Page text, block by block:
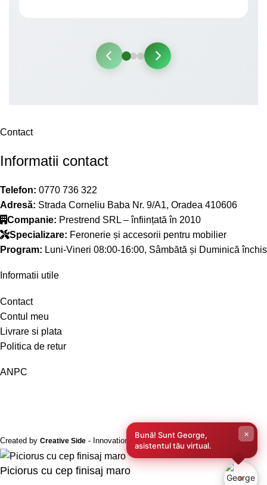
Contact
Informatii contact
Telefon: 0770 736 322
Adresă: Strada Corneliu Baba Nr. 9/A1, Oradea 410606
Companie: Prestrend SRL – înființată în 2010
Specializare: Feronerie și accesorii pentru mobilier
Program: Luni-Vineri 08:00-16:00, Sâmbătă și Duminică închis
Informatii utile
Contact
Contul meu
Livrare si plata
Politica de retur
ANPC
Created by Creative Side - Innovation Performance
Piciorus cu cep finisaj maro
Bună! Sunt George,
asistentul tău virtual.
×